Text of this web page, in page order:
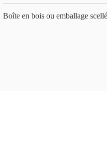
Boîte en bois ou emballage